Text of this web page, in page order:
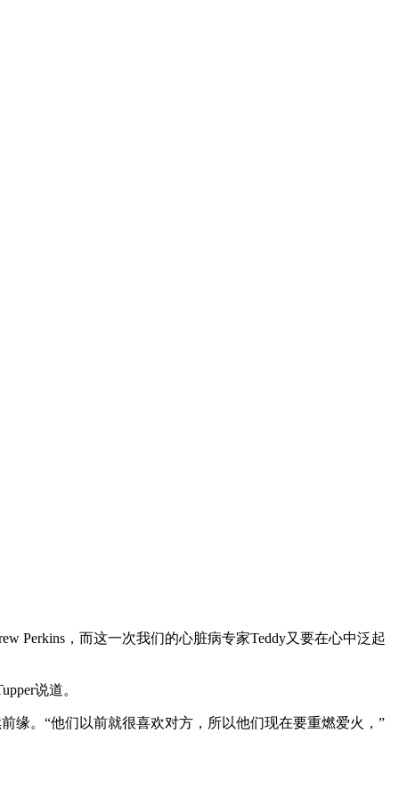
Perkins，而这一次我们的心脏病专家Teddy又要在心中泛起
说道。
缘。“他们以前就很喜欢对方，所以他们现在要重燃爱火，”